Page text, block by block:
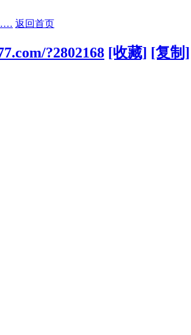
返回首页
?2802168 [收藏] [复制]